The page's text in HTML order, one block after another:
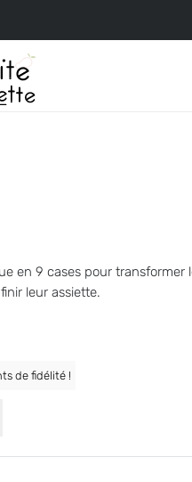
en 9 cases pour transformer
leur assiette.
de fidélité !